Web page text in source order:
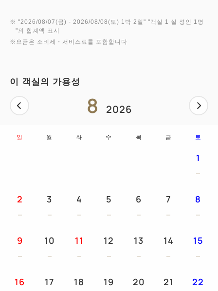
다.
※ 숙박 플랜에 따라 달라집니다
● 객실 설비 및 시설
고 / 가습 기능이있는 공기 청정기 기계 / 비데 / LAN
● 어린이의 대출 비품 (사전 문의)
침대 가드 / 슬리퍼 / 보조 변기 / 아기 침대 무료 (길이
※ "2026/08/07(금) - 2026/08/08(토) 1박 2일 " "객실 1 실 성인 1명
"의 합계액 표시
※요금은 소비세・서비스료를 포함합니다
이 객실의 가용성
8 2026
일 월 화 수 목 금 토
1
2 3 4 5 6 7 8
9 10 11 12 13 14 15
16 17 18 19 20 21 22